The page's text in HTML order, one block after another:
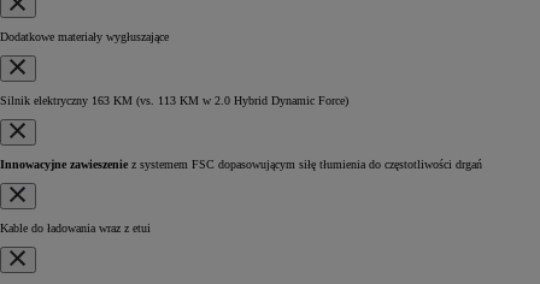
Dodatkowe materiały wygłuszające
Silnik elektryczny 163 KM (vs. 113 KM w 2.0 Hybrid Dynamic Force)
Innowacyjne zawieszenie z systemem FSC dopasowującym siłę tłumienia do częstotliwości drgań
Kable do ładowania wraz z etui